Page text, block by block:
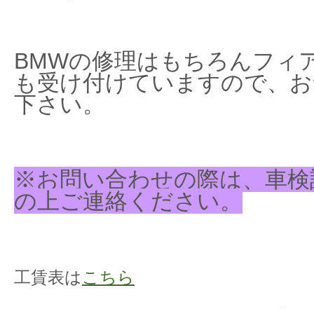
BMWの修理はもちろんフィ
も受け付けていますので、
下さい。
※お問い合わせの際は、車
の上ご連絡ください。
工賃表は こちら